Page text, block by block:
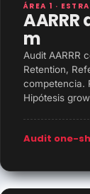
ÁREA 1 ·
m
Audit AARRR
Retention,
competencia.
Hipótesis
Audit one-